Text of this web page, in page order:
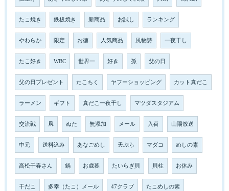
たこ焼き 鉄板焼き 新商品 お試し ランキング
やわらか 限定 お徳 人気商品 風物詩 一夜干し
たこ好き WBC 世界一 好き 孫 父の日
父の日プレゼント たこちく ヤフーショッピング カット真だこ
ラーメン ギフト 真だこ一夜干し マツダスタジアム
交流戦 凧 ぬた 無添加 メール 入荷 山陽放送
中元 送料込み あなごめし 天ぷら マダコ めしの素
高松千春さん 鍋 お歳暮 たいらぎ貝 貝柱 お休み
干だこ 多幸（たこ）メール 47クラブ たこめしの素